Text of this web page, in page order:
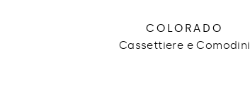
COLORADO
Cassettiere e Comodini